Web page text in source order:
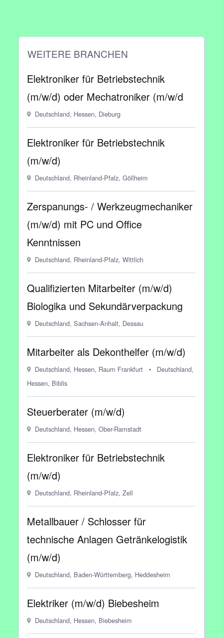
WEITERE BRANCHEN
Elektroniker für Betriebstechnik
(m/w/d) oder Mechatroniker (m/w/d
Deutschland, Hessen, Dieburg
Elektroniker für Betriebstechnik
(m/w/d)
Deutschland, Rheinland-Pfalz, Göllheim
Zerspanungs- / Werkzeugmechaniker
(m/w/d) mit PC und Office
Kenntnissen
Deutschland, Rheinland-Pfalz, Wittlich
Qualifizierten Mitarbeiter (m/w/d)
Biologika und Sekundärverpackung
Deutschland, Sachsen-Anhalt, Dessau
Mitarbeiter als Dekonthelfer (m/w/d)
Deutschland, Hessen, Raum Frankfurt •
Deutschland,
Hessen, Biblis
Steuerberater (m/w/d)
Deutschland, Hessen, Ober-Ramstadt
Elektroniker für Betriebstechnik
(m/w/d)
Deutschland, Rheinland-Pfalz, Zell
Metallbauer / Schlosser für
technische Anlagen Getränkelogistik
(m/w/d)
Deutschland, Baden-Württemberg, Heddesheim
Elektriker (m/w/d) Biebesheim
Deutschland, Hessen, Biebesheim